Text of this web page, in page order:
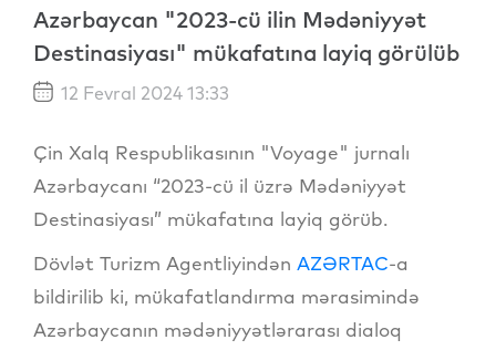
Azərbaycan "2023-cü ilin Mədəniyyət
Destinasiyası" mükafatına layiq görülüb
12 Fevral 2024 13:33
Çin Xalq Respublikasının "Voyage" jurnalı
Azərbaycanı “2023-cü il üzrə Mədəniyyət
Destinasiyası” mükafatına layiq görüb.
Dövlət Turizm Agentliyindən AZƏRTAC-a
bildirilib ki, mükafatlandırma mərasimində
Azərbaycanın mədəniyyətlərarası dialoq